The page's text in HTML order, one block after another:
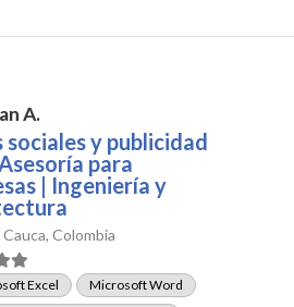
A.
sociales y publicidad
para
| Ingeniería y
Colombia
Excel Microsoft Word